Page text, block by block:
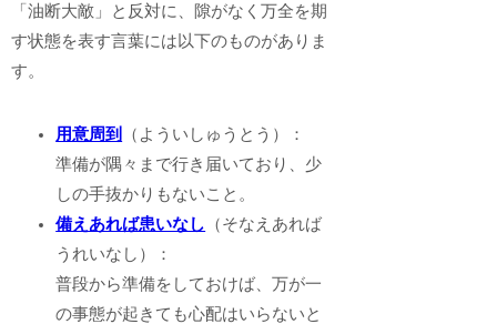
「油断大敵」と反対に、隙がなく万全を期
す状態を表す言葉には以下のものがありま
す。
用意周到
（よういしゅうとう）：
準備が隅々まで行き届いており、少
しの手抜かりもないこと。
備えあれば患いなし （そなえあれば
うれいなし）：
普段から準備をしておけば、万が一
の事態が起きても心配はいらないと